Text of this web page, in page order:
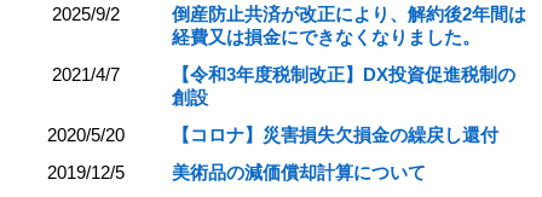
2025/9/2
倒産防止共済が改正により、解約後2年間は
経費又は損金にできなくなりました。
2021/4/7
【令和3年度税制改正】DX投資促進税制の
創設
2020/5/20
【コロナ】災害損失欠損金の繰戻し還付
2019/12/5
美術品の減価償却計算について